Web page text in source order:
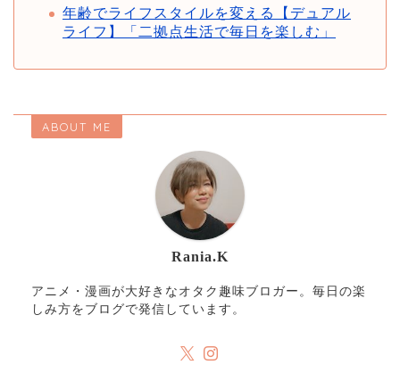
年齢でライフスタイルを変える【デュアル
ライフ】「二拠点生活で毎日を楽しむ」
ABOUT ME
Rania.K
アニメ・漫画が大好きなオタク趣味ブロガー。毎日の楽
しみ方をブログで発信しています。